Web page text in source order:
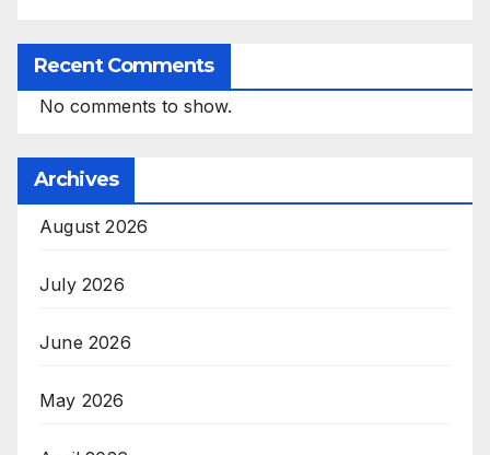
Recent Comments
No comments to show.
Archives
August 2026
July 2026
June 2026
May 2026